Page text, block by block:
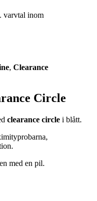
varvtal inom
, Clearance
Circle
clearance circle i blått.
med en pil.